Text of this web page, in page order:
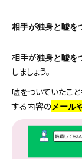
相手が独身と嘘
相手が独身と嘘を
しましょう。
嘘をついていたこ
する内容のメール